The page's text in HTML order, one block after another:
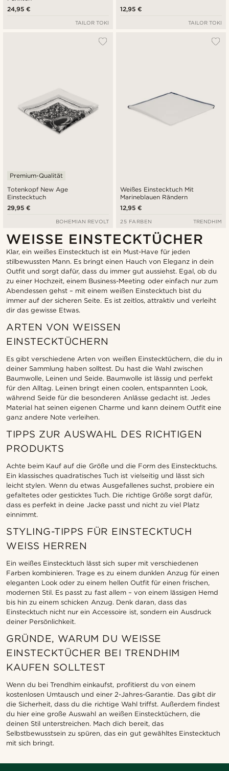
24,95 €
TAILOR TOKI
12,95 €
TAILOR TOKI
Totenkopf New Age
Einstecktuch
Premium-Qualität
29,95 €
BOHEMIAN REVOLT
Weißes Einstecktuch Mit
Marineblauen Rändern
12,95 €
25 FARBEN TRENDHIM
WEISSE EINSTECKTÜCHER
Klar, ein weißes Einstecktuch ist ein Must-Have für jeden
stilbewussten Mann. Es bringt einen Hauch von Eleganz in dein
Outfit und sorgt dafür, dass du immer gut aussiehst. Egal, ob du
zu einer Hochzeit, einem Business-Meeting oder einfach nur zum
Abendessen gehst – mit einem weißen Einstecktuch bist du
immer auf der sicheren Seite. Es ist zeitlos, attraktiv und verleiht
dir das gewisse Etwas.
ARTEN VON WEISSEN E
INSTECKTÜCHERN
Es gibt verschiedene Arten von weißen Einstecktüchern, die du in
deiner Sammlung haben solltest. Du hast die Wahl zwischen
Baumwolle, Leinen und Seide. Baumwolle ist lässig und perfekt
für den Alltag. Leinen bringt einen coolen, entspannten Look,
während Seide für die besonderen Anlässe gedacht ist. Jedes
Material hat seinen eigenen Charme und kann deinem Outfit eine
ganz andere Note verleihen.
TIPPS ZUR AUSWAHL DES RICHTIGEN
PRODUKTS
Achte beim Kauf auf die Größe und die Form des Einstecktuchs.
Ein klassisches quadratisches Tuch ist vielseitig und lässt sich
leicht stylen. Wenn du etwas Ausgefallenes suchst, probiere ein
gefaltetes oder gesticktes Tuch. Die richtige Größe sorgt dafür,
dass es perfekt in deine Jacke passt und nicht zu viel Platz
einnimmt.
STYLING-TIPPS FÜR EINSTECKTUCH
WEISS HERREN
Ein weißes Einstecktuch lässt sich super mit verschiedenen
Farben kombinieren. Trage es zu einem dunklen Anzug für einen
eleganten Look oder zu einem hellen Outfit für einen frischen,
modernen Stil. Es passt zu fast allem – von einem lässigen Hemd
bis hin zu einem schicken Anzug. Denk daran, dass das
Einstecktuch nicht nur ein Accessoire ist, sondern ein Ausdruck
deiner Persönlichkeit.
GRÜNDE, WARUM DU WEISSE E
INSTECKTÜCHER BEI TRENDHIM K
AUFEN SOLLTEST
Wenn du bei Trendhim einkaufst, profitierst du von einem
kostenlosen Umtausch und einer 2-Jahres-Garantie. Das gibt dir
die Sicherheit, dass du die richtige Wahl triffst. Außerdem findest
du hier eine große Auswahl an weißen Einstecktüchern, die
deinen Stil unterstreichen. Mach dich bereit, das
Selbstbewusstsein zu spüren, das ein gut gewähltes Einstecktuch
mit sich bringt.